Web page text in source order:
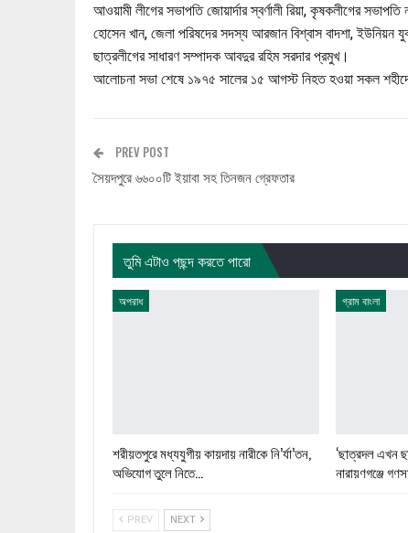
আওয়ামী লীগের সভাপতি জোয়ার্দার স্বর্ণালী রিয়া, কৃষকলীগের
হোসেন খান, জেলা পরিষদের সদস্য আরজান বিশ্বাস বাদশা, ইউনিয়ন
ছাত্রলীগের সাধারণ সম্পাদক আবদুর রহিম সরদার প্রমুখ।
আলোচনা সভা শেষে ১৯৭৫ সালের ১৫ আগস্ট নিহত হওয়া সকল
PREV POST
সৈয়দপুরে ৬৬০০টি ইয়াবা সহ তিনজন গ্রেফতার
তুমি এটাও পছন্দ করতে পারো
অপরাধ
শরীয়তপুরে মধ্যযুগীয় কায়দায় নারীকে নি’র্যা’তন,
অভিযোগ তুলে নিতে…
গ্রাম বাংলা
‘ছাত্রদল এখন
নারায়ণগঞ্জে
PREV NEXT